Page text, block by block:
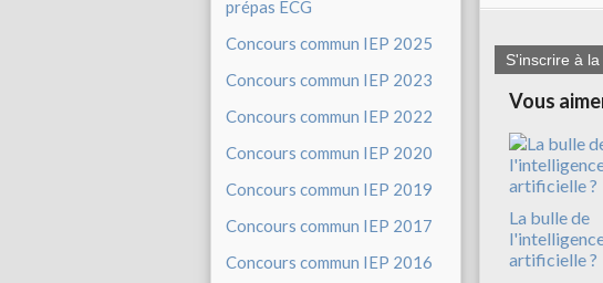
prépas ECG
Concours commun IEP 2025
Concours commun IEP 2023
Concours commun IEP 2022
Concours commun IEP 2020
Concours commun IEP 2019
Concours commun IEP 2017
Concours commun IEP 2016
S'inscrire à
Vous
La bulle de
artificielle ?